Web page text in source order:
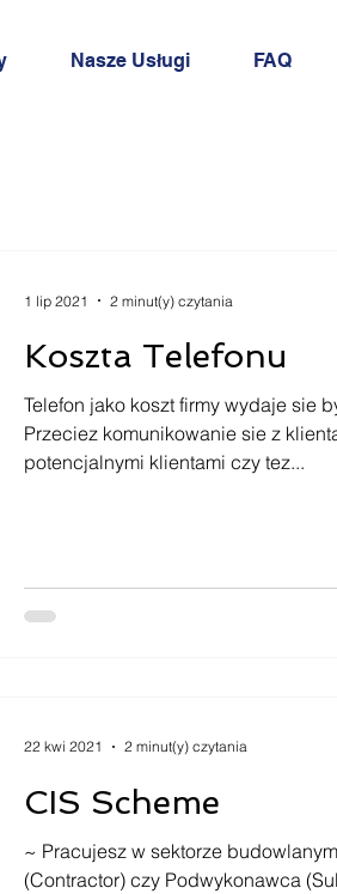
Nasze Usługi FAQ
Koszta Telefonu
Telefon jako koszt firmy wydaje sie
Przeciez komunikowanie sie z
potencjalnymi klientami czy tez...
1 lip 2021 2 minut(y) czytania
CIS Scheme
~ Pracujesz w sektorze
(Contractor) czy Podwykonawca
22 kwi 2021 2 minut(y) czytania